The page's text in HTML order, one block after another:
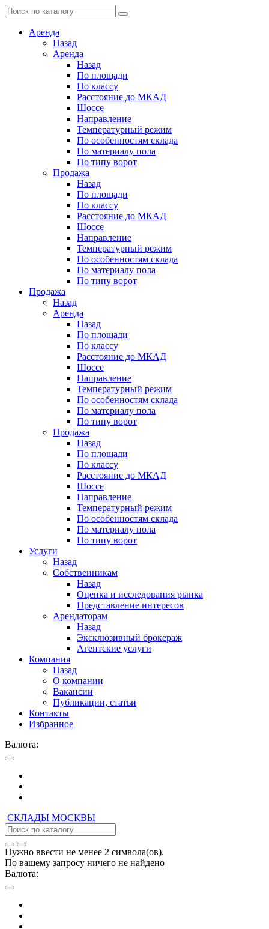
Аренда
Назад
Аренда
Назад
По площади
По классу
Расстояние до МКАД
Шоссе
Направление
Температурный режим
По особенностям склада
По материалу пола
По типу ворот
Продажа
Назад
По площади
По классу
Расстояние до МКАД
Шоссе
Направление
Температурный режим
По особенностям склада
По материалу пола
По типу ворот
Продажа
Назад
Аренда
Назад
По площади
По классу
Расстояние до МКАД
Шоссе
Направление
Температурный режим
По особенностям склада
По материалу пола
По типу ворот
Продажа
Назад
По площади
По классу
Расстояние до МКАД
Шоссе
Направление
Температурный режим
По особенностям склада
По материалу пола
По типу ворот
Услуги
Назад
Собственникам
Назад
Оценка и исследования рынка
Представление интересов
Арендаторам
Назад
Эксклюзивный брокераж
Агентские услуги
Компания
Назад
О компании
Вакансии
Публикации, статьи
Контакты
Избранное
Валюта:
СКЛАДЫ МОСКВЫ
Нужно ввести не менее 2 символа(ов).
По вашему запросу ничего не найдено
Валюта: